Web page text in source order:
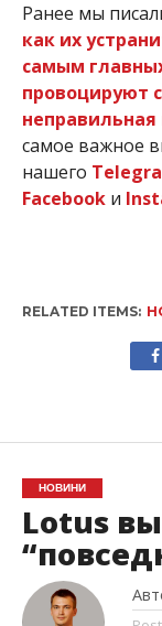
Ранее мы
как их
самым
провоцируют
неправильная
самое важное
нашего
Facebookи
RELATED ITEMS:
НОВИНИ
Lotus